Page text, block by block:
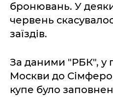
бронювань. У
червень
заїздів.
За даними "РБК", у
Москви до
купе було